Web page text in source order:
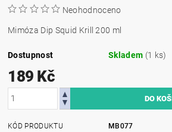
Neohodnoceno
Mimóza Dip Squid Krill 200 ml
Dostupnost Skladem (1 ks)
189 Kč
KÓD PRODUKTU
MB077